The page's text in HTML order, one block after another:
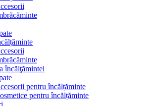
încălţămintei
pentru încălțăminte
pentru încălțăminte